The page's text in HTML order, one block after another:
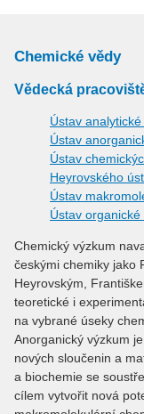
Chemické vědy
Vědecká
Ústav
Ústav
Ústav
Heyrovského
Ústav
Ústav organické
Chemický výzkum
českými chemiky jako
Heyrovským,
teoretické i
na vybrané úseky
Anorganický výzkum
nových sloučenin a
a biochemie se
cílem vytvořit nová